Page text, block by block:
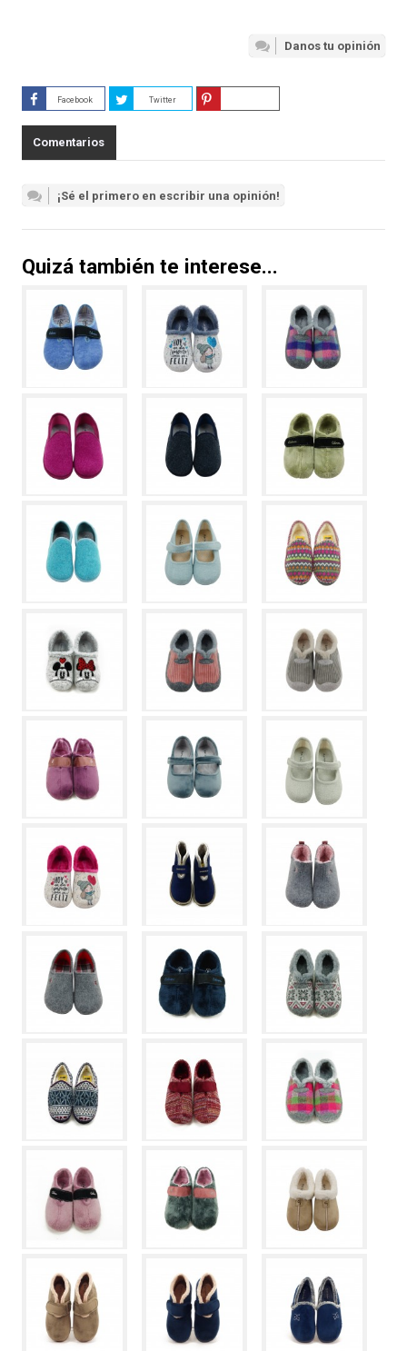
Danos tu opinión
Facebook Twitter
Comentarios
¡Sé el primero en escribir una opinión!
Quizá también te interese...